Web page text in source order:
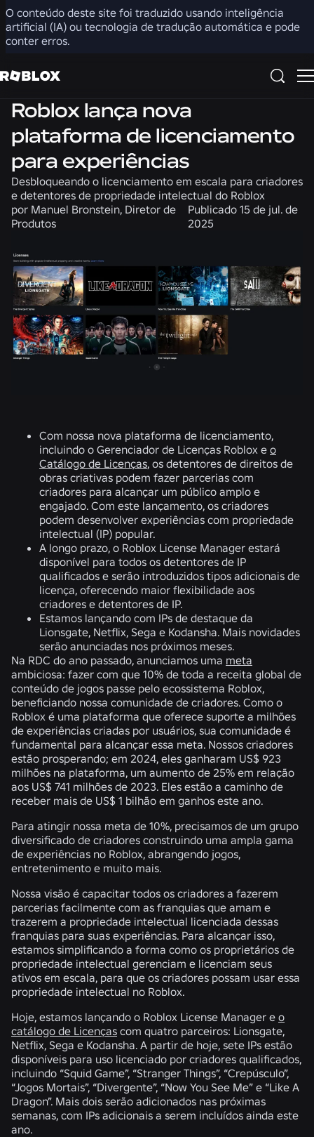
O conteúdo deste site foi traduzido usando inteligência
artificial (IA) ou tecnologia de tradução automática e pode
conter erros.
Compartilhar
Roblox lança nova
plataforma de licenciamento
para experiências
Desbloqueando o licenciamento em escala para criadores
e detentores de propriedade intelectual do Roblox
por Manuel Bronstein, Diretor de
Produtos
Publicado 15 de jul. de
2025
Com nossa nova plataforma de licenciamento,
incluindo o Gerenciador de Licenças Roblox e o
Catálogo de Licenças, os detentores de direitos de
obras criativas podem fazer parcerias com
criadores para alcançar um público amplo e
engajado. Com este lançamento, os criadores
podem desenvolver experiências com propriedade
intelectual (IP) popular.
A longo prazo, o Roblox License Manager estará
disponível para todos os detentores de IP
qualificados e serão introduzidos tipos adicionais de
licença, oferecendo maior flexibilidade aos
criadores e detentores de IP.
Estamos lançando com IPs de destaque da
Lionsgate, Netflix, Sega e Kodansha. Mais novidades
serão anunciadas nos próximos meses.
Na RDC do ano passado, anunciamos uma meta
ambiciosa: fazer com que 10% de toda a receita global de
conteúdo de jogos passe pelo ecossistema Roblox,
beneficiando nossa comunidade de criadores. Como o
Roblox é uma plataforma que oferece suporte a milhões
de experiências criadas por usuários, sua comunidade é
fundamental para alcançar essa meta. Nossos criadores
estão prosperando; em 2024, eles ganharam US$ 923
milhões na plataforma, um aumento de 25% em relação
aos US$ 741 milhões de 2023. Eles estão a caminho de
receber mais de US$ 1 bilhão em ganhos este ano.
Para atingir nossa meta de 10%, precisamos de um grupo
diversificado de criadores construindo uma ampla gama
de experiências no Roblox, abrangendo jogos,
entretenimento e muito mais.
Nossa visão é capacitar todos os criadores a fazerem
parcerias facilmente com as franquias que amam e
trazerem a propriedade intelectual licenciada dessas
franquias para suas experiências. Para alcançar isso,
estamos simplificando a forma como os proprietários de
propriedade intelectual gerenciam e licenciam seus
ativos em escala, para que os criadores possam usar essa
propriedade intelectual no Roblox.
Hoje, estamos lançando o Roblox License Manager e o
catálogo de Licenças com quatro parceiros: Lionsgate,
Netflix, Sega e Kodansha. A partir de hoje, sete IPs estão
disponíveis para uso licenciado por criadores qualificados,
incluindo “Squid Game”, “Stranger Things”, “Crepúsculo”,
“Jogos Mortais”, “Divergente”, “Now You See Me” e “Like A
Dragon”. Mais dois serão adicionados nas próximas
semanas, com IPs adicionais a serem incluídos ainda este
ano.